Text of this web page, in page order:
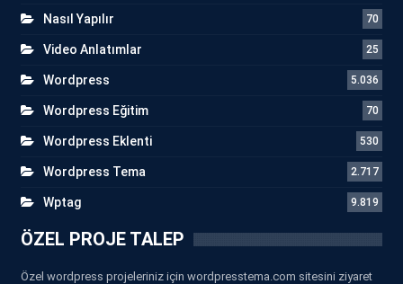
Nasıl Yapılır 70
Video Anlatımlar 25
Wordpress 5.036
Wordpress Eğitim 70
Wordpress Eklenti 530
Wordpress Tema 2.717
Wptag 9.819
ÖZEL PROJE TALEP
Özel wordpress projeleriniz için wordpresstema.com sitesini ziyaret